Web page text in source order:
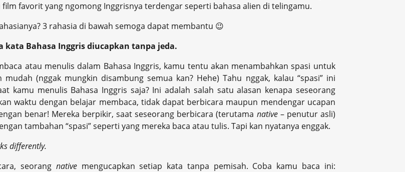
favorit yang ngomong Inggrisnya terdengar seperti bahasa alien di telingamu.
3 rahasia di bawah semoga dapat membantu 😉
kata Bahasa Inggris diucapkan tanpa jeda.
atau menulis dalam Bahasa Inggris, kamu tentu akan menambahkan spasi untuk
mudah (nggak mungkin disambung semua kan? Hehe) Tahu nggak, kalau “spasi” ini
kamu menulis Bahasa Inggris saja? Ini adalah salah satu alasan kenapa seseorang
waktu dengan belajar membaca, tidak dapat berbicara maupun mendengar ucapan
benar! Mereka berpikir, saat seseorang berbicara (terutama native – penutur asli)
tambahan “spasi” seperti yang mereka baca atau tulis. Tapi kan nyatanya enggak.
differently.
seorang nativemengucapkan setiap kata tanpa pemisah. Coba kamu baca ini: